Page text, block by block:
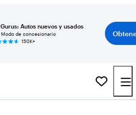
Autos nuevos y usados
Modo de concesionario
150K+